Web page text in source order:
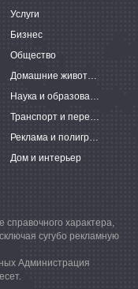
Услуги
Бизнес
Общество
Домашние животные
Наука и образование
Транспорт и перевозки
Реклама и полиграфия
Дом и интерьер
характера,
сугубо рекламную
Администрация